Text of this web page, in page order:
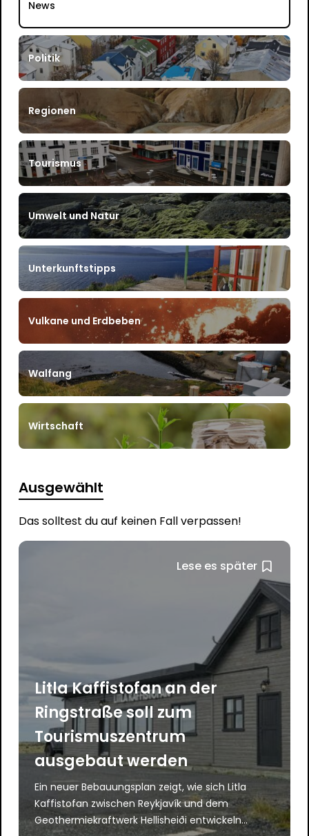
News
Politik
Regionen
Tourismus
Umwelt und Natur
Unterkunftstipps
Vulkane und Erdbeben
Walfang
Wirtschaft
Ausgewählt
Das solltest du auf keinen Fall verpassen!
Lese es später
Litla Kaffistofan an der
Ringstraße soll zum
Tourismuszentrum
ausgebaut werden
Ein neuer Bebauungsplan zeigt, wie sich Litla
Kaffistofan zwischen Reykjavík und dem
Geothermiekraftwerk Hellisheiði entwickeln...